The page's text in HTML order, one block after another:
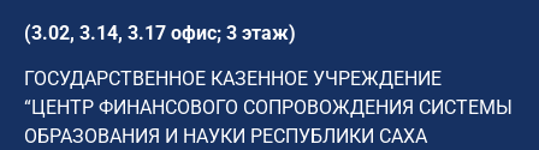
(3.02, 3.14, 3.17 офис; 3 этаж)
ГОСУДАРСТВЕННОЕ КАЗЕННОЕ УЧРЕЖДЕНИЕ
“ЦЕНТР ФИНАНСОВОГО СОПРОВОЖДЕНИЯ СИСТЕМЫ
ОБРАЗОВАНИЯ И НАУКИ РЕСПУБЛИКИ САХА